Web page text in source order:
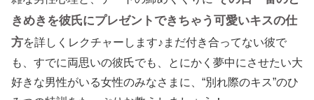
きめきを彼氏にプレゼントできちゃう可愛いキスの仕
方を詳しくレクチャーします♪まだ付き合ってない彼で
も、すでに両思いの彼氏でも、とにかく夢中にさせたい大
好きな男性がいる女性のみなさまに、“別れ際のキス”のひ